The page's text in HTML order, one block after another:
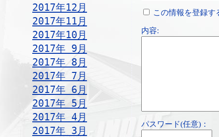
2017年12月
2017年11月
2017年10月
2017年 9月
2017年 8月
2017年 7月
2017年 6月
2017年 5月
2017年 4月
2017年 3月
この情報を登録す
内容:
パスワード(任意)：